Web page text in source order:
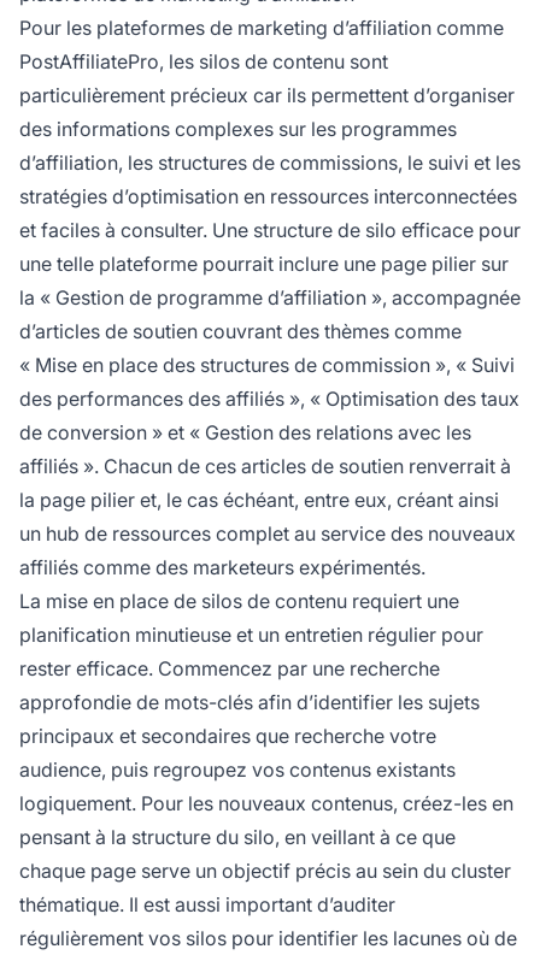
Pour les plateformes de marketing d’affiliation comme
PostAffiliatePro, les silos de contenu sont
particulièrement précieux car ils permettent d’organiser
des informations complexes sur les programmes
d’affiliation, les structures de commissions, le suivi et les
stratégies d’optimisation en ressources interconnectées
et faciles à consulter. Une structure de silo efficace pour
une telle plateforme pourrait inclure une page pilier sur
la « Gestion de programme d’affiliation », accompagnée
d’articles de soutien couvrant des thèmes comme
« Mise en place des structures de commission », « Suivi
des performances des affiliés », « Optimisation des taux
de conversion » et « Gestion des relations avec les
affiliés ». Chacun de ces articles de soutien renverrait à
la page pilier et, le cas échéant, entre eux, créant ainsi
un hub de ressources complet au service des nouveaux
affiliés comme des marketeurs expérimentés.
La mise en place de silos de contenu requiert une
planification minutieuse et un entretien régulier pour
rester efficace. Commencez par une recherche
approfondie de mots-clés afin d’identifier les sujets
principaux et secondaires que recherche votre
audience, puis regroupez vos contenus existants
logiquement. Pour les nouveaux contenus, créez-les en
pensant à la structure du silo, en veillant à ce que
chaque page serve un objectif précis au sein du cluster
thématique. Il est aussi important d’auditer
régulièrement vos silos pour identifier les lacunes où de